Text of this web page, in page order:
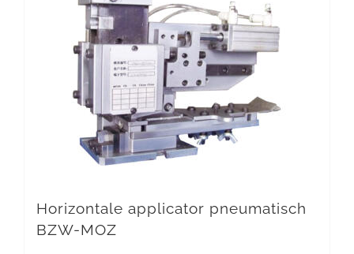
Horizontale applicator pneumatisch
BZW-MOZ